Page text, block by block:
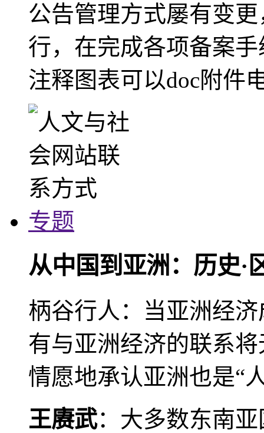
公告管理方式屡有变
行，在完成各项备案
注释图表可以doc附件
专题
从中国到亚洲：历史·
柄谷行人：当亚洲经
有与亚洲经济的联系
情愿地承认亚洲也是“
王赓武：大多数东南